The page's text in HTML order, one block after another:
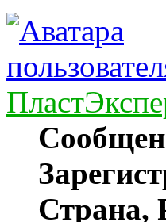
Страна,